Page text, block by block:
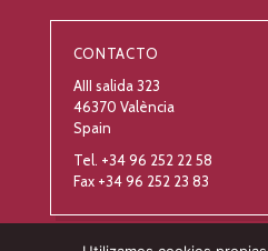
CONTACTO
AIII salida 323
46370 València
Spain
Tel. +34 96 252 22 58
Fax +34 96 252 23 83